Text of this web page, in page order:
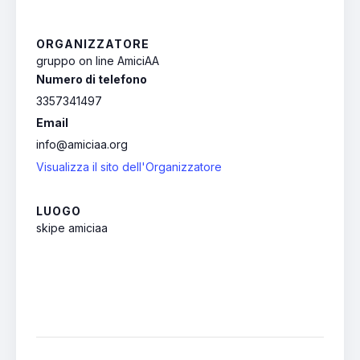
ORGANIZZATORE
gruppo on line AmiciAA
Numero di telefono
3357341497
Email
info@amiciaa.org
Visualizza il sito dell'Organizzatore
LUOGO
skipe amiciaa